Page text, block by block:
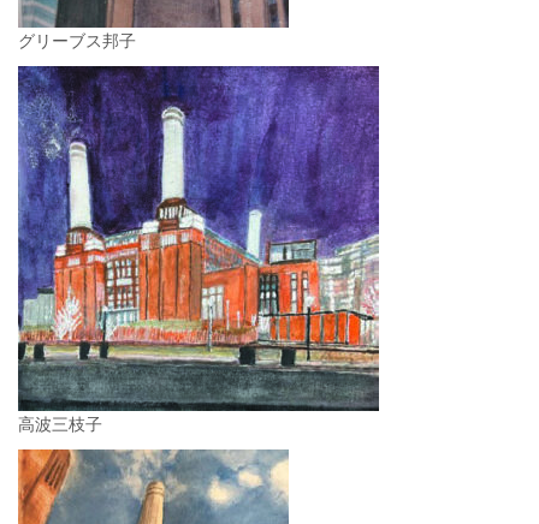
グリーブス邦子
高波三枝子